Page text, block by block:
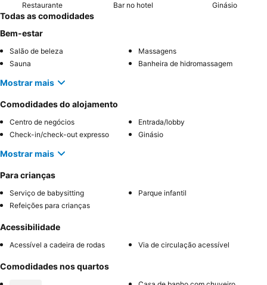
Restaurante Bar no hotel Ginásio
Todas as comodidades
Bem-estar
Salão de beleza
Massagens
Sauna
Banheira de hidromassagem
Mostrar mais
Comodidades do alojamento
Centro de negócios
Entrada/lobby
Check-in/check-out expresso
Ginásio
Mostrar mais
Para crianças
Serviço de babysitting
Parque infantil
Refeições para crianças
Acessibilidade
Acessível a cadeira de rodas Via de circulação acessível
Comodidades nos quartos